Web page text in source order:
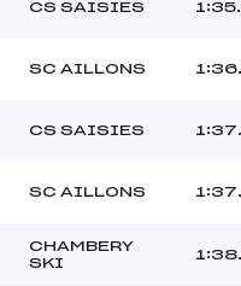
CS SAISIES
SC AILLONS
CS SAISIES
SC AILLONS
CHAMBERY
SKI